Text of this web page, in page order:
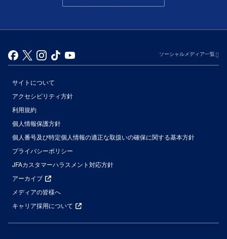
ソーシャルメディア一覧
サイトについて
アクセシビリティ方針
利用規約
個人情報保護方針
個人番号及び特定個人情報の適正な取扱いの確保に関する基本方針
プライバシーポリシー
JFAカスタマーハラスメント対応方針
アーカイブ
メディアの皆様へ
キャリア採用について